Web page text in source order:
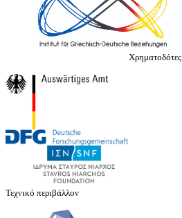
Χρηματοδότες
Τεχνικό περιβάλλον